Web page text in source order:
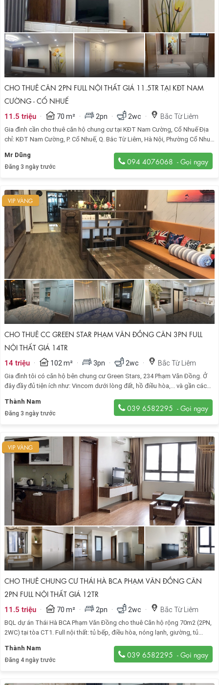
CHO THUÊ CĂN 2PN FULL NỘI THẤT GIÁ 11.5TR TẠI KĐT NAM
CƯỜNG - CỔ NHUẾ
11.5 triệu · 70 m² · 2pn · 2wc · Bắc Từ Liêm
Gia đình cần cho thuê căn hộ chung cư tại KĐT Nam Cường, Cổ Nhuế Địa
chỉ: KĐT Nam Cường, P. Cổ Nhuế, Q. Bắc Từ Liêm, Hà Nội, Phường Cổ Nhuế
Mr Dũng
Đăng 3 ngày trước
094 4076068
VIP VÀNG
CHO THUÊ CC GREEN STAR PHẠM VĂN ĐỒNG CĂN 3PN FULL
NỘI THẤT GIÁ 14TR
14 triệu · 102 m² · 3pn · 2wc · Bắc Từ Liêm
Gia đình tôi có căn hộ bên chung cư Green Stars, 234 Phạm Văn Đồng. Ở
đây đầy đủ tiện ích như: Vincom dưới lòng đất, hồ điều hòa,... và gần các
Thành Nam
Đăng 3 ngày trước
039 6582295
VIP VÀNG
CHO THUÊ CHUNG CƯ THÁI HÀ BCA PHẠM VĂN ĐỒNG CĂN
2PN FULL NỘI THẤT GIÁ 12TR
11.5 triệu · 70 m² · 2pn · 2wc · Bắc Từ Liêm
BQL dự án Thái Hà BCA Phạm Văn Đồng cho thuê Căn hộ rộng 70m2 (2PN,
2WC) tại tòa CT1. Full nội thất: tủ bếp, điều hòa, nóng lạnh, giường, tủ...
Thành Nam
Đăng 4 ngày trước
039 6582295